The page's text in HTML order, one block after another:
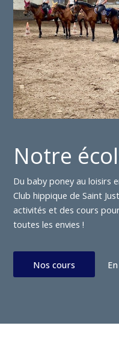
Notre
Du baby poney au loisirs
Club hippique de Saint
activités et des cours
toutes les envies !
Nos cours